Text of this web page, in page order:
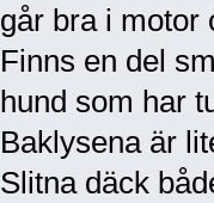
går bra i motor
Finns en del
hund som har
Baklysena är
Slitna däck